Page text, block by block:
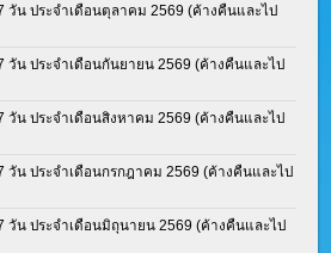
วัน ประจำเดือนตุลาคม 2569 (ค้างคืนและไป
วัน ประจำเดือนกันยายน 2569 (ค้างคืนและไป
วัน ประจำเดือนสิงหาคม 2569 (ค้างคืนและไป
วัน ประจำเดือนกรกฎาคม 2569 (ค้างคืนและไป
วัน ประจำเดือนมิถุนายน 2569 (ค้างคืนและไป